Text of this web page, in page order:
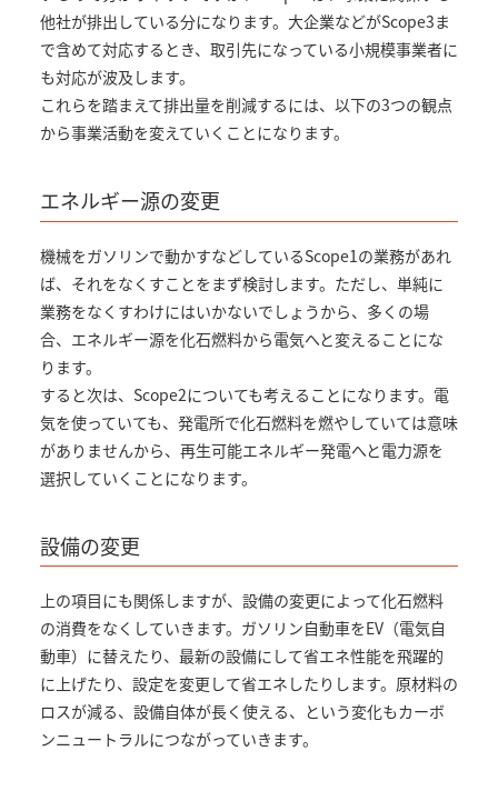
他社が排出している分になります。大企業などがScope3ま
で含めて対応するとき、取引先になっている小規模事業者に
も対応が波及します。
これらを踏まえて排出量を削減するには、以下の3つの観点
から事業活動を変えていくことになります。
エネルギー源の変更
機械をガソリンで動かすなどしているScope1の業務があれ
ば、それをなくすことをまず検討します。ただし、単純に
業務をなくすわけにはいかないでしょうから、多くの場
合、エネルギー源を化石燃料から電気へと変えることにな
ります。
すると次は、Scope2についても考えることになります。電
気を使っていても、発電所で化石燃料を燃やしていては意味
がありませんから、再生可能エネルギー発電へと電力源を
選択していくことになります。
設備の変更
上の項目にも関係しますが、設備の変更によって化石燃料
の消費をなくしていきます。ガソリン自動車をEV（電気自
動車）に替えたり、最新の設備にして省エネ性能を飛躍的
に上げたり、設定を変更して省エネしたりします。原材料の
ロスが減る、設備自体が長く使える、という変化もカーボ
ンニュートラルにつながっていきます。